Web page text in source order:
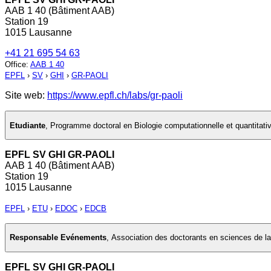
AAB 1 40 (Bâtiment AAB)
Station 19
1015 Lausanne
+41 21 695 54 63
Office: AAB 1 40
EPFL › SV › GHI › GR-PAOLI
Site web: https://www.epfl.ch/labs/gr-paoli
Etudiante Programme doctoral en Biologie computationnelle et
EPFL SV GHI GR-PAOLI
AAB 1 40 (Bâtiment AAB)
Station 19
1015 Lausanne
EPFL › ETU › EDOC › EDCB
Responsable Evénements, Association des doctorants en sciences de
EPFL SV GHI GR-PAOLI